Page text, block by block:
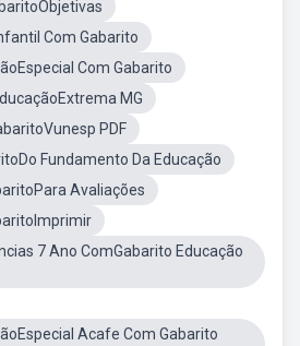
Com Gabarito
Com Gabarito
MG
PDF
Fundamento Da Educação
Avaliações
7 Ano ComGabarito Educação
Acafe Com Gabarito